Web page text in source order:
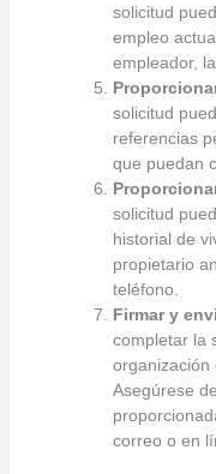
solicitud
empleo
empleador,
solicitud
referencias
que puedan
solicitud
historial de
propietario
teléfono.
Firmar y
completar la
organización
Asegúrese
correo o en